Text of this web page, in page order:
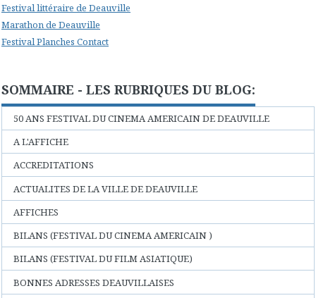
Festival littéraire de Deauville
Marathon de Deauville
Festival Planches Contact
SOMMAIRE - LES RUBRIQUES DU BLOG:
50 ANS FESTIVAL DU CINEMA AMERICAIN DE DEAUVILLE
A L'AFFICHE
ACCREDITATIONS
ACTUALITES DE LA VILLE DE DEAUVILLE
AFFICHES
BILANS (FESTIVAL DU CINEMA AMERICAIN )
BILANS (FESTIVAL DU FILM ASIATIQUE)
BONNES ADRESSES DEAUVILLAISES